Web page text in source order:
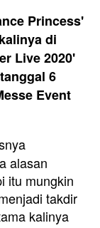
Princess'
di
Live 2020'
6
Event
alasan
itu mungkin
takdir
kalinya